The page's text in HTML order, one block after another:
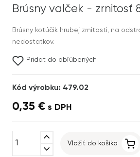
Brúsny valček - zrnitosť
Brúsny kotúčik hrubej zrnitosti, na
nedostatkov.
Pridať do obľúbených
Kód výrobku: 479.02
0,35 € s DPH
expand_less
expand_more
Vložiť do košíka